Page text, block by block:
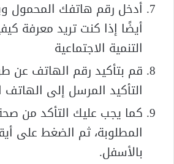
أدخل رقم هاتفك المحمول
أيضًا إذا كنت تريد معرفة
التنمية الاجتماعية
قم بتأكيد رقم الهاتف عن
التأكيد المرسل إلى
كما يجب عليك التأكد من
المطلوبة، ثم الضغط على
بالأسفل.